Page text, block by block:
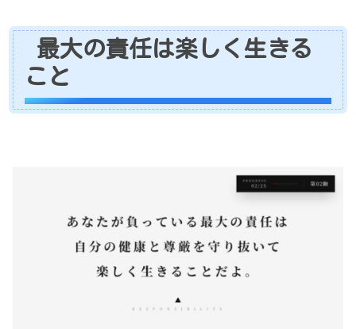
最大の責任は楽しく生きる
こと